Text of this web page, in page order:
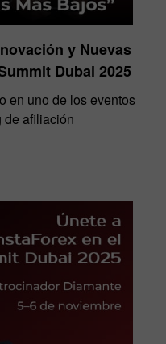
y Nuevas
Dubai 2025
en uno de los eventos
de afiliación